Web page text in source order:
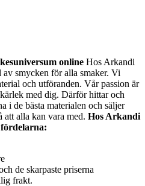
online Hos Arkandi
smycken för alla smaker. Vi
och utföranden. Vår passion är
med dig. Därför hittar och
i de bästa materialen och säljer
att alla kan vara med. Hos Arkandi
de skarpaste priserna
frakt.